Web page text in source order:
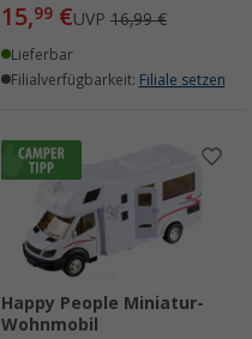
15,99 €UVP 16,99 €
Lieferbar
Filialverfügbarkeit: Filiale setzen
Happy People Miniatur-
Wohnmobil